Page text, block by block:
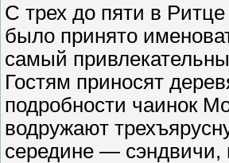
С трех до пяти в
было принято
самый
Гостям приносят
подробности чаинок
водружают
середине — сэндвичи,